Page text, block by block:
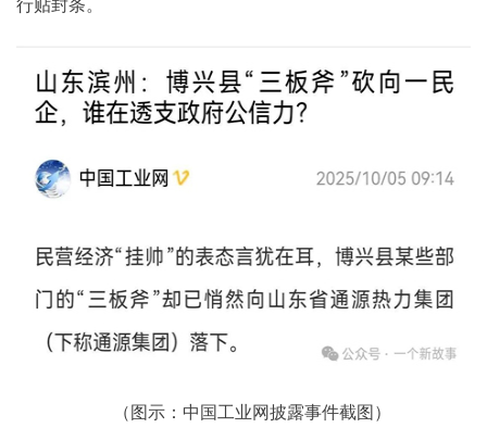
行贴封条。
（图示：中国工业网披露事件截图）